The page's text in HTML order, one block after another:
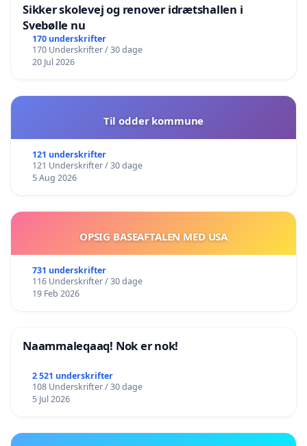
Sikker skolevej og renover idrætshallen i
Svebølle nu
170 underskrifter
170 Underskrifter / 30 dage
20 Jul 2026
Til odder kommune
121 underskrifter
121 Underskrifter / 30 dage
5 Aug 2026
OPSIG BASEAFTALEN MED USA
731 underskrifter
116 Underskrifter / 30 dage
19 Feb 2026
Naammaleqaaq! Nok er nok!
2 521 underskrifter
108 Underskrifter / 30 dage
5 Jul 2026